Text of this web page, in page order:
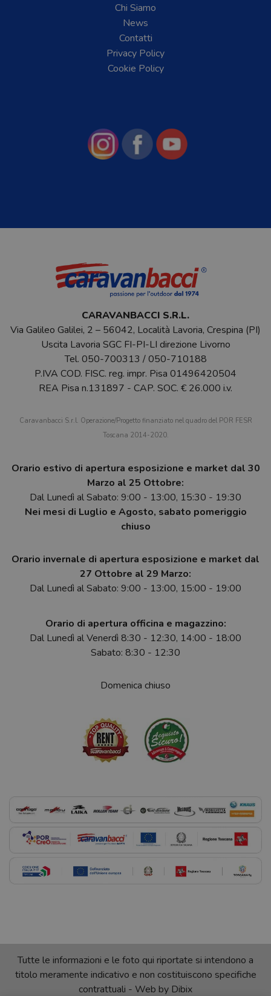
Chi Siamo
News
Contatti
Privacy Policy
Cookie Policy
CARAVANBACCI S.R.L.
Via Galileo Galilei, 2 – 56042, Località Lavoria, Crespina (PI)
Uscita Lavoria SGC FI-PI-LI direzione Livorno
Tel. 050-700313 /050-710188
P.IVA COD. FISC. reg. impr. Pisa 01496420504
REA Pisa n.131897 - CAP. SOC. € 26.000 i.v.
Caravanbacci S.r.l. Operazione/Progetto finanziato nel quadro del POR FESR
Toscana 2014-2020.
Orario estivo di apertura esposizione e market dal 30
Marzo al 25 Ottobre:
Dal Lunedì al Sabato: 9:00 - 13:00, 15:30 - 19:30
Nei mesi di Luglio e Agosto, sabato pomeriggio
chiuso
Orario invernale di apertura esposizione e market dal
27 Ottobre al 29 Marzo:
Dal Lunedì al Sabato: 9:00 - 13:00, 15:00 - 19:00
Orario di apertura officina e magazzino:
Dal Lunedì al Venerdì 8:30 - 12:30, 14:00 - 18:00
Sabato: 8:30 - 12:30
Domenica chiuso
Tutte le informazioni e le foto qui riportate si intendono a
titolo meramente indicativo e non costituiscono specifiche
contrattuali - Web by Dibix